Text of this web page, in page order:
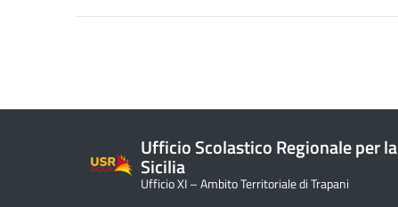
Ufficio Scolastico Regionale per la
Sicilia
Ufficio XI – Ambito Territoriale di Trapani